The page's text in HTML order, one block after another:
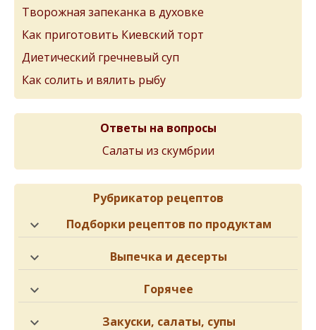
Творожная запеканка в духовке
Как приготовить Киевский торт
Диетический гречневый суп
Как солить и вялить рыбу
Ответы на вопросы
Салаты из скумбрии
Рубрикатор рецептов
Подборки рецептов по продуктам
Выпечка и десерты
Горячее
Закуски, салаты, супы